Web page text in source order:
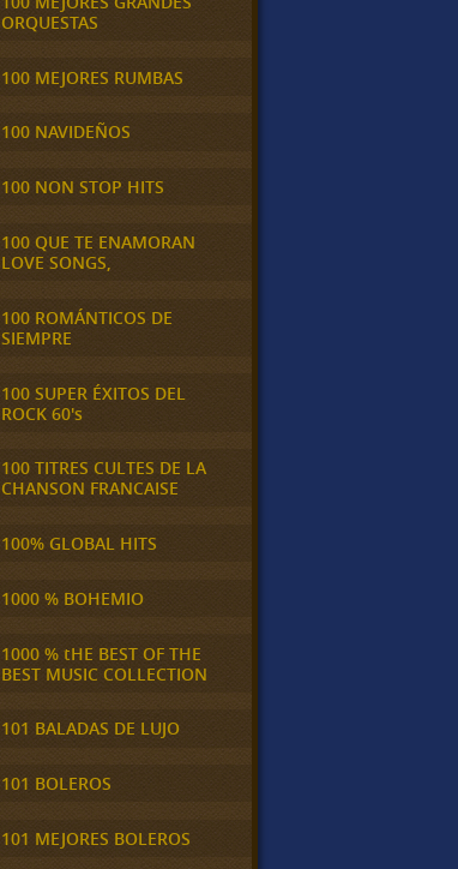
ORQUESTAS
100 MEJORES RUMBAS
100 NAVIDEÑOS
100 NON STOP HITS
100 QUE TE ENAMORAN
LOVE SONGS,
100 ROMÁNTICOS DE
SIEMPRE
100 SUPER ÉXITOS DEL
ROCK 60's
100 TITRES CULTES DE LA
CHANSON FRANCAISE
100% GLOBAL HITS
1000 % BOHEMIO
1000 % tHE BEST OF THE
BEST MUSIC COLLECTION
101 BALADAS DE LUJO
101 BOLEROS
101 MEJORES BOLEROS